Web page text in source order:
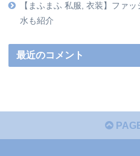
【まふまふ 私服, 衣装】ファ
水も紹介
最近のコメント